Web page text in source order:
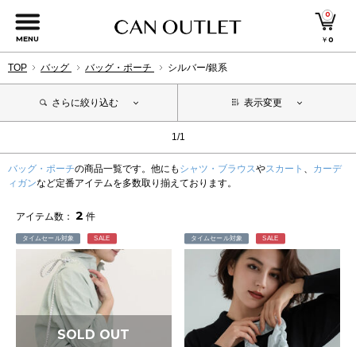
MENU
0
￥0
TOP バッグ バッグ・ポーチ シルバー/銀系
さらに絞り込む 表示変更
1/1
バッグ・ポーチの商品一覧です。他にも シャツ・ブラウスやスカート 、 カーデ
ィガンなど定番アイテムを多数取り揃えております。
アイテム数： 2 件
タイムセール対象 SALE
SOLD OUT
タイムセール対象 SALE